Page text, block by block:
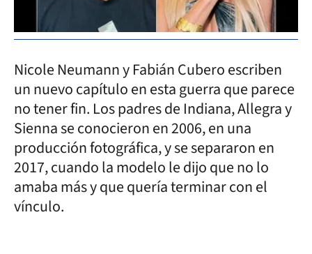
Nicole Neumann y Fabián Cubero escriben
un nuevo capítulo en esta guerra que parece
no tener fin. Los padres de Indiana, Allegra y
Sienna se conocieron en 2006, en una
producción fotográfica, y se separaron en
2017, cuando la modelo le dijo que no lo
amaba más y que quería terminar con el
vínculo.